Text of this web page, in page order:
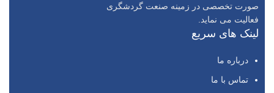
صورت تخصصی در زمینه صنعت گردشگری
فعالیت می نماید.
لینک های سریع
درباره ما
تماس با ما